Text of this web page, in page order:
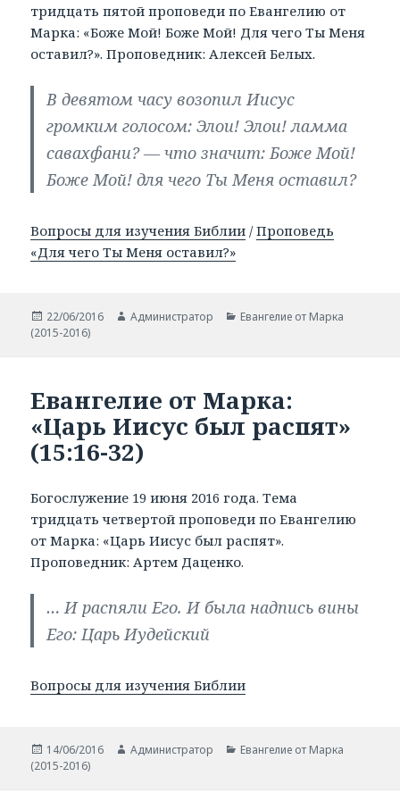
тридцать пятой проповеди по Евангелию от
Марка: «Боже Мой! Боже Мой! Для чего Ты Меня
оставил?». Проповедник: Алексей Белых.
В девятом часу возопил Иисус
громким голосом: Элои! Элои! ламма
савахфани? — что значит: Боже Мой!
Боже Мой! для чего Ты Меня оставил?
Вопросы для изучения Библии /Проповедь
«Для чего Ты Меня оставил?»
Опубликовано
22/06/2016 Автор
Администратор Рубрики
Евангелие от Марка
(2015-2016)
Евангелие от Марка:
«Царь Иисус был распят»
(15:16-32)
Богослужение 19 июня 2016 года. Тема
тридцать четвертой проповеди по Евангелию
от Марка: «Царь Иисус был распят».
Проповедник: Артем Даценко.
… И распяли Его. И была надпись вины
Его: Царь Иудейский
Вопросы для изучения Библии
Опубликовано
14/06/2016 Автор
Администратор Рубрики
Евангелие от Марка
(2015-2016)